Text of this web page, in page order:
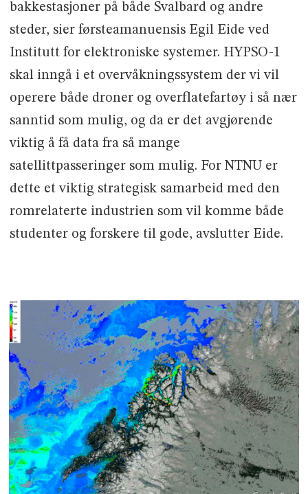
bakkestasjoner på både Svalbard og andre
steder, sier førsteamanuensis Egil Eide ved
Institutt for elektroniske systemer. HYPSO-1
skal inngå i et overvåkningssystem der vi vil
operere både droner og overflatefartøy i så nær
sanntid som mulig, og da er det avgjørende
viktig å få data fra så mange
satellittpasseringer som mulig. For NTNU er
dette et viktig strategisk samarbeid med den
romrelaterte industrien som vil komme både
studenter og forskere til gode, avslutter Eide.